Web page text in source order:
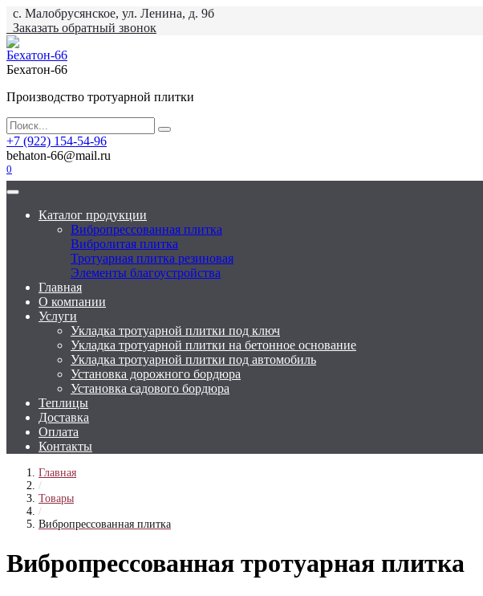
Перейти
содержанию
с. Малобрусянское, ул. Ленина, д. 9б
Заказать обратный звонок
Бехатон-66
Производство тротуарной плитки
Search
for:
+7 (922) 154-54-96
behaton-66@mail.ru
0
Каталог продукции
Вибропрессованная плитка
Вибролитая плитка
Тротуарная плитка резиновая
Элементы благоустройства
Главная
О компании
Услуги
Укладка тротуарной плитки под ключ
Укладка тротуарной плитки на бетонное основание
Укладка тротуарной плитки под автомобиль
Установка дорожного бордюра
Установка садового бордюра
Теплицы
Доставка
Оплата
Контакты
Главная
/
Товары
/
Вибропрессованная плитка
Вибропрессованная тротуарная плитка